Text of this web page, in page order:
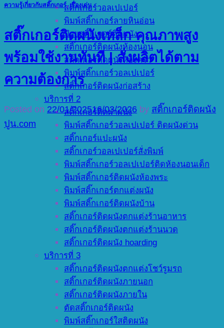
สติ๊กเกอร์วอลเปเปอร์
พิมพ์สติ๊กเกอร์ลายหินอ่อน
ป้ายสติ๊กเกอร์ติดผนัง
สติ๊กเกอร์ติดผนังห้องนอน
สติ๊กเกอร์ติดผนังห้องครัว
พิมพ์สติ๊กเกอร์วอลเปเปอร์
สติ๊กเกอร์ติดผนังก่อสร้าง
บริการที่ 2
สติ๊กเกอร์ติดฝาผนัง
พิมพ์สติ๊กเกอร์วอลเปเปอร์ ติดผนังด่วน
สติ๊กเกอร์แปะผนัง
สติ๊กเกอร์วอลเปเปอร์สั่งพิมพ์
พิมพ์สติ๊กเกอร์วอลเปเปอร์ติดห้องนอนเด็ก
พิมพ์สติ๊กเกอร์ติดผนังห้องพระ
พิมพ์สติ๊กเกอร์ตกแต่งผนัง
พิมพ์สติ๊กเกอร์ติดผนังบ้าน
สติ๊กเกอร์ติดผนังตกแต่งร้านอาหาร
สติ๊กเกอร์ติดผนังตกแต่งร้านนวด
สติ๊กเกอร์ติดผนัง hoarding
บริการที่ 3
สติ๊กเกอร์ติดผนังตกแต่งโชว์รูมรถ
สติ๊กเกอร์ติดผนังภายนอก
สติ๊กเกอร์ติดผนังภายใน
ตัดสติ๊กเกอร์ติดผนัง
พิมพ์สติ๊กเกอร์ใสติดผนัง
ความรู้เกี่ยวกับสติ๊กเกอร์,เรื่องเด่น
สติ๊กเกอร์ติดผนังเหล็ก คุณภาพสูง
พร้อมใช้งานทันที | สั่งผลิตได้ตาม
ความต้องการ
Posted on 22/01/202516/03/2026 by สติ๊กเกอร์ติดผนัง
ปูน.com